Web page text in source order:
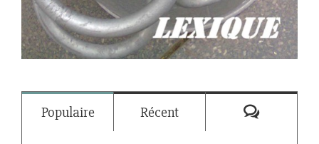
Populaire Récent